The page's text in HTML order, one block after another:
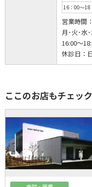
16：00～18
営業時間：
月･火･水
16:00～
休診日：
ここのお店もチェッ